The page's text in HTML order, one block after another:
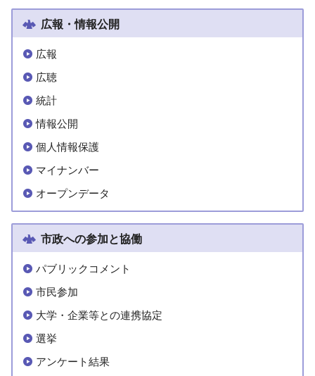
広報・情報公開
広報
広聴
統計
情報公開
個人情報保護
マイナンバー
オープンデータ
市政への参加と協働
パブリックコメント
市民参加
大学・企業等との連携協定
選挙
アンケート結果